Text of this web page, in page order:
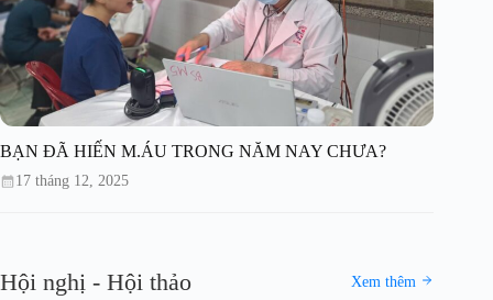
BẠN ĐÃ HIẾN M.ÁU TRONG NĂM NAY CHƯA?
17 tháng 12, 2025
Hội nghị - Hội thảo Xem thêm